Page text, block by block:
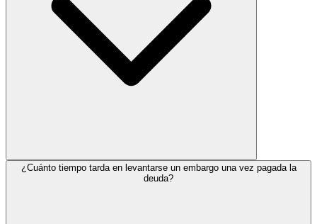
¿Cuánto tiempo tarda en levantarse un embargo una vez pagada la
deuda?